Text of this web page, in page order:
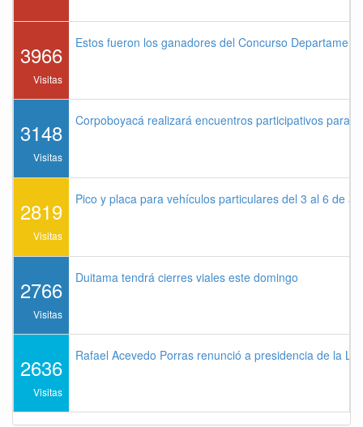
3966
Visitas
Estos fueron los ganadores del Concurso
3148
Visitas
Corpoboyacá realizará encuentros participativos para
2819
Visitas
Pico y placa para vehículos particulares del 3 al 6 de
2766
Visitas
Duitama tendrá cierres viales este domingo
2636
Visitas
Rafael Acevedo Porras renunció a presidencia de la